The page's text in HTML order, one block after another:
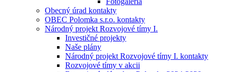
Obecný úrad kontakty
OBEC Polomka s.r.o. kontakty
Národný projekt Rozvojové tímy I.
Investičné projekty
Naše plány
Národný projekt Rozvojové tímy I. kontakty
Rozvojové tímy v akcii